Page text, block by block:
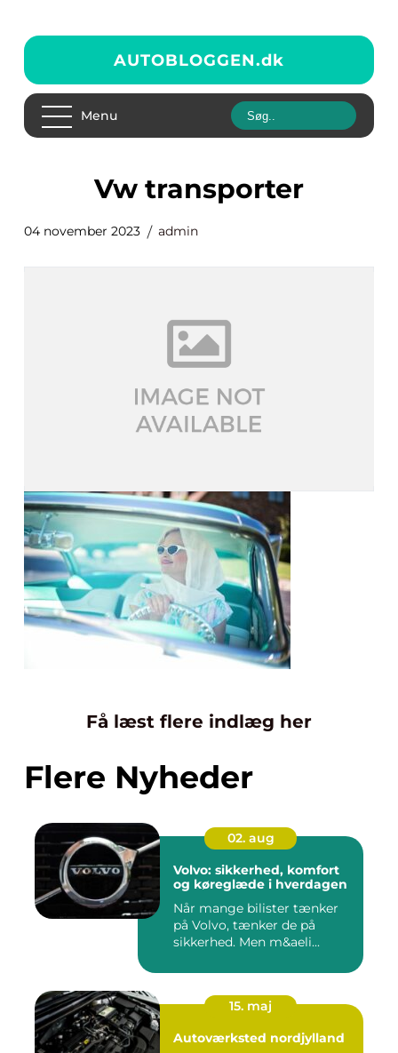
AUTOBLOGGEN.dk
Menu
vw transporter
04 november 2023 admin
Få læst flere indlæg her
Flere Nyheder
02. aug
Volvo: sikkerhed, komfort
og køreglæde i hverdagen
Når mange bilister tænker
på Volvo, tænker de på
sikkerhed. Men m&aeli...
15. maj
Autoværksted nordjylland